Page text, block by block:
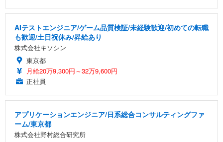
AIテストエンジニア/ゲーム品質検証/未経験歓迎/初めての転職
も歓迎/土日祝休み/昇給あり
株式会社キソシン
東京都
月給20万9,300円～32万9,600円
正社員
アプリケーションエンジニア/日系総合コンサルティングファ
ーム/東京都
株式会社野村総合研究所